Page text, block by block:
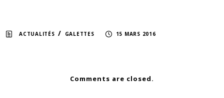
ACTUALITÉS / GALETTES 15 MARS 2016
Comments are closed.